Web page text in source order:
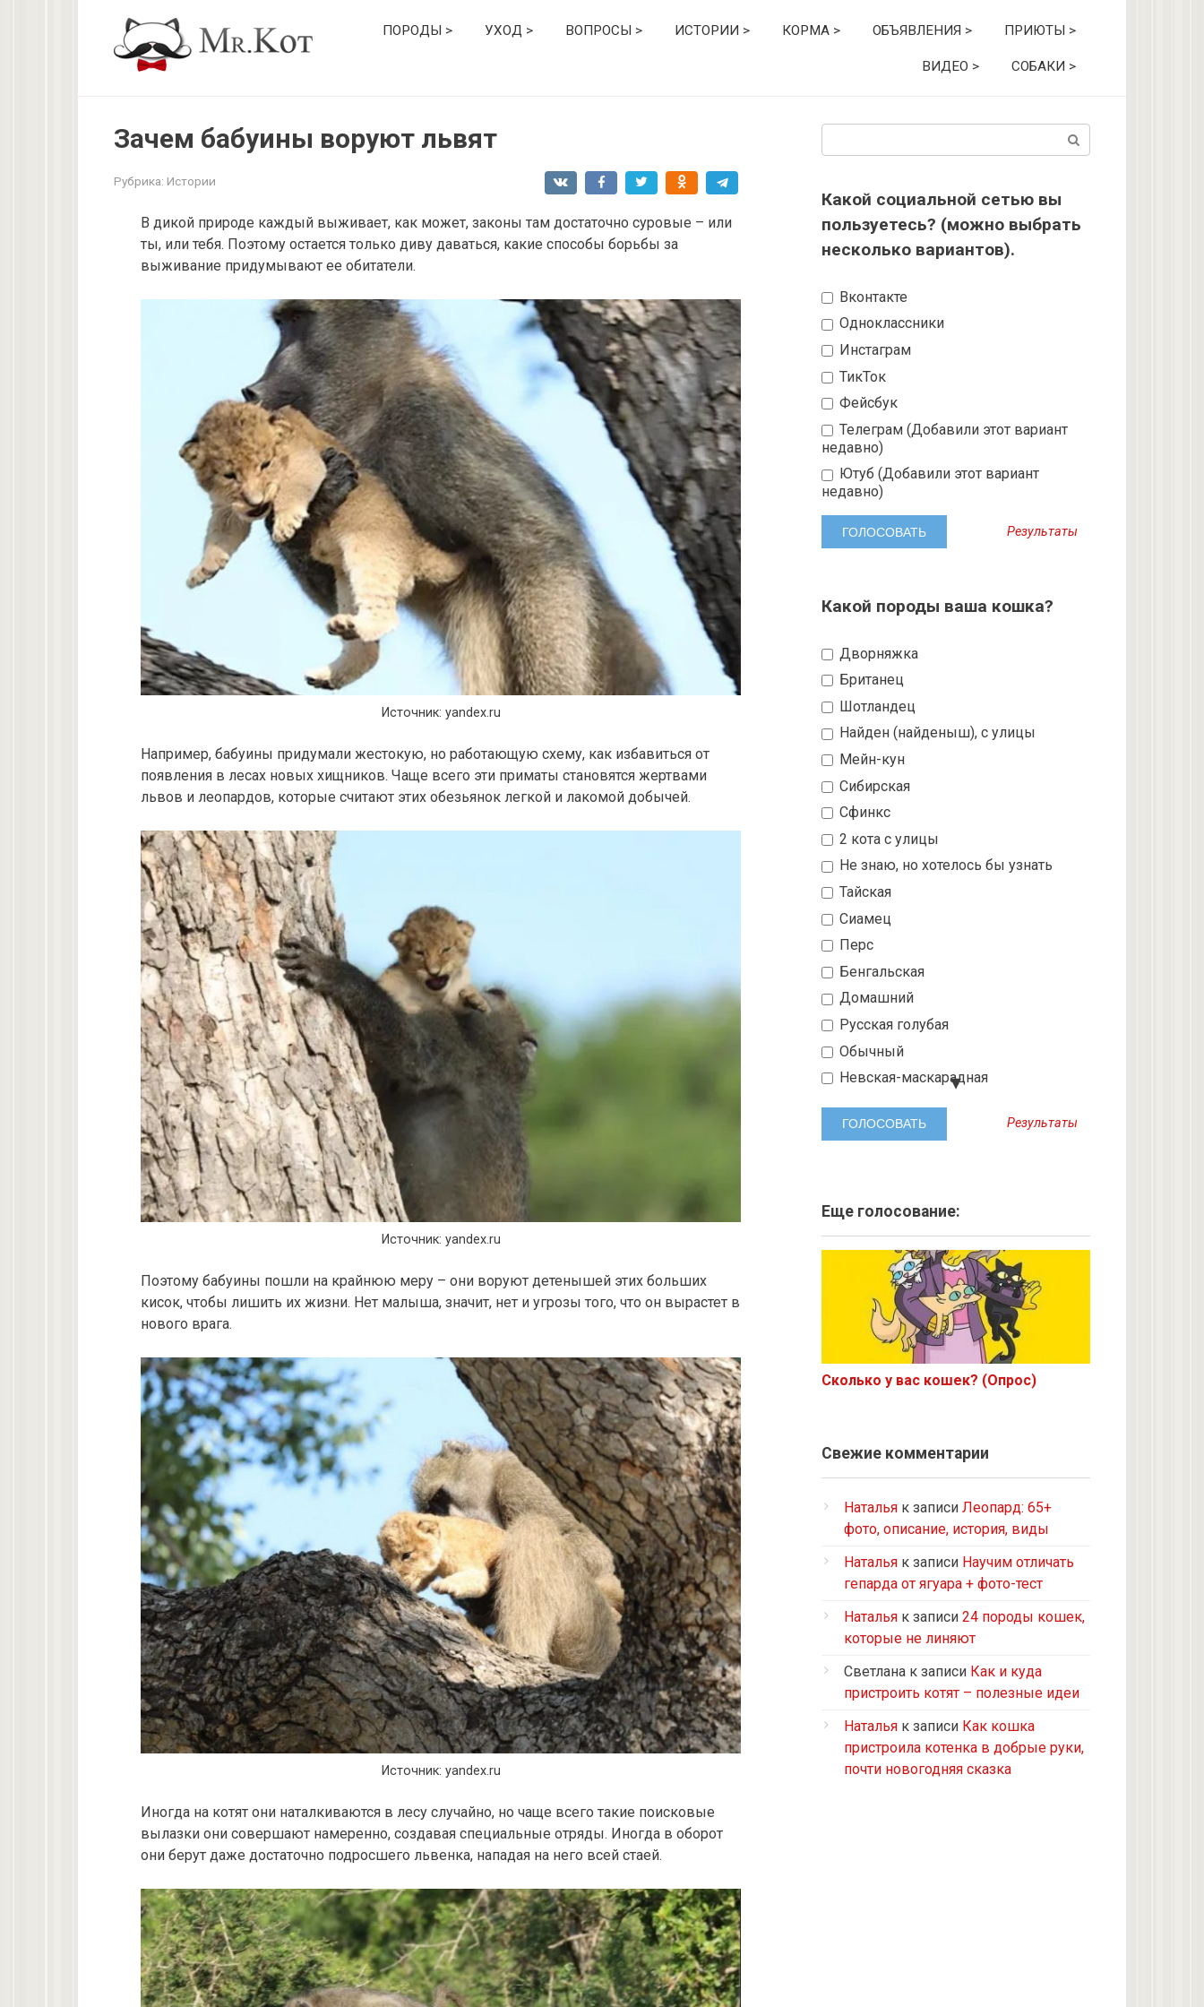
ПОРОДЫ > УХОД > ВОПРОСЫ > ИСТОРИИ > КОРМА > ОБЪЯВЛЕНИЯ > ПРИЮТЫ >
ВИДЕО > СОБАКИ >
Зачем бабуины воруют львят
Рубрика: Истории
В дикой природе каждый выживает, как может, законы там достаточно суровые – или
ты, или тебя. Поэтому остается только диву даваться, какие способы борьбы за
выживание придумывают ее обитатели.
Источник: yandex.ru
Например, бабуины придумали жестокую, но работающую схему, как избавиться от
появления в лесах новых хищников. Чаще всего эти приматы становятся жертвами
львов и леопардов, которые считают этих обезьянок легкой и лакомой добычей.
Источник: yandex.ru
Поэтому бабуины пошли на крайнюю меру – они воруют детенышей этих больших
кисок, чтобы лишить их жизни. Нет малыша, значит, нет и угрозы того, что он вырастет в
нового врага.
Источник: yandex.ru
Иногда на котят они наталкиваются в лесу случайно, но чаще всего такие поисковые
вылазки они совершают намеренно, создавая специальные отряды. Иногда в оборот
они берут даже достаточно подросшего львенка, нападая на него всей стаей.
Какой социальной сетью вы
пользуетесь? (можно выбрать
несколько вариантов).
Вконтакте
Одноклассники
Инстаграм
ТикТок
Фейсбук
Телеграм (Добавили этот вариант
недавно)
Ютуб (Добавили этот вариант
недавно)
Результаты
Какой породы ваша кошка?
Дворняжка
Британец
Шотландец
Найден (найденыш), с улицы
Мейн-кун
Сибирская
Сфинкс
2 кота с улицы
Не знаю, но хотелось бы узнать
Тайская
Сиамец
Перс
Бенгальская
Домашний
Русская голубая
Обычный
Невская-маскарадная
Шотландский вислоухий
Абиссинская
Ангорская
Курильский бобтейл
Рыжий
6 с улицы
Корниш-рекс
Ориентал
Норвежская лесная
на улице котенком подобрала
Кот и кошка с улицы
Нибелунг
Европейская короткошерстная
Рэгдолл
Турецкий ван
5 кошек и 2 кота, все с улицы, но
2 кошки с улицы
Бомбейская
Табби дворовая
Из приюта
Результаты
Еще голосование:
Сколько у вас кошек? (Опрос)
Свежие комментарии
Наталья к записи Леопард: 65+
фото, описание, история, виды
Наталья к записи Научим отличать
гепарда от ягуара + фото-тест
Наталья к записи 24 породы кошек,
которые не линяют
Светлана к записи Как и куда
пристроить котят – полезные идеи
Наталья к записи Как кошка
пристроила котенка в добрые руки,
почти новогодняя сказка